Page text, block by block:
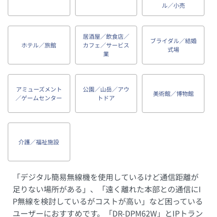
ル／小売
ホテル／旅館
居酒屋／飲食店／
カフェ／サービス
業
ブライダル／結婚
式場
アミューズメント
／ゲームセンター
公園／山岳／アウ
トドア
美術館／博物館
介護／福祉施設
「デジタル簡易無線機を使用しているけど通信距離が
足りない場所がある」、「遠く離れた本部との通信にI
P無線を検討しているがコストが高い」など困っている
ユーザーにおすすめです。「DR-DPM62W」とIPトラン